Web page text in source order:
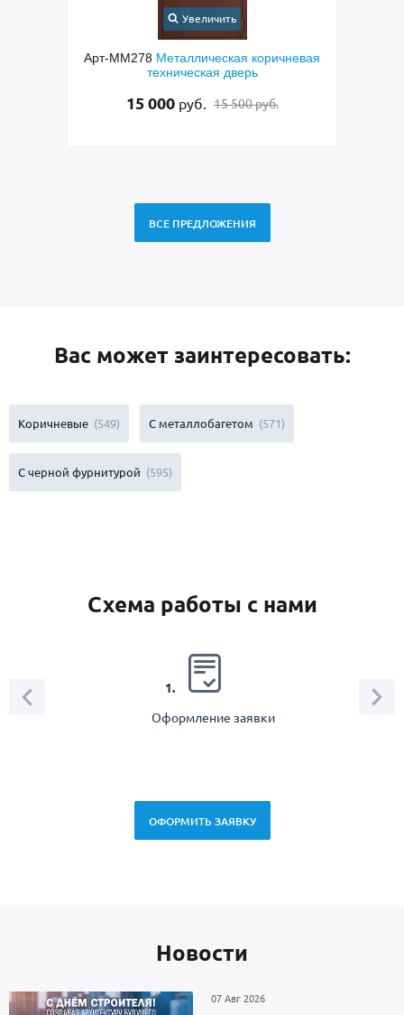
Металлическая коричневая
Арт-ММ282Металлическая
серая техническая дверь с
ВСЕ ПРЕДЛОЖЕНИЯ
Вас может заинтересовать:
Коричневые (549) С металлобагетом (571)
С черной фурнитурой (595)
Схема работы с нами
1.
Оформление заявки
ОФОРМИТЬ ЗАЯВКУ
Новоcти
07 Авг 2026